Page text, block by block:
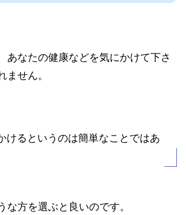
あなたの健康などを気にかけて下さ
せん。
けるというのは簡単なことではあ
な方を選ぶと良いのです。